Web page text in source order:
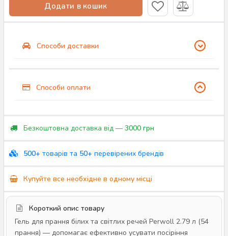
Додати в кошик
Способи доставки
Способи оплати
Безкоштовна доставка від — 3000 грн
500+ товарів та 50+ перевірених брендів
Купуйте все необхідне в одному місці
Короткий опис товару
Гель для прання білих та світлих речей Perwoll 2.79 л (54
прання) — допомагає ефективно усувати посіріння